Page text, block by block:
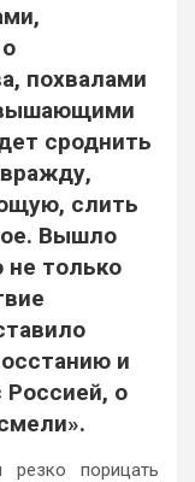
похвалами
сроднить
слить
Вышло
не только
и
о
порицать